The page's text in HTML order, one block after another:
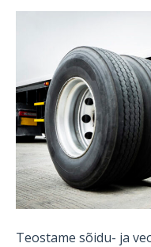
Teostame sõidu- ja